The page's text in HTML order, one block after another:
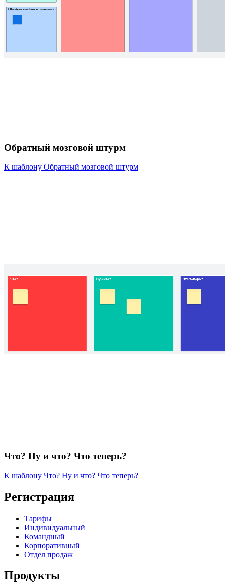
Обратный мозговой штурм
К шаблону Обратный мозговой штурм
Что? Ну и что? Что теперь?
К шаблону Что? Ну и что? Что теперь?
Регистрация
Тарифы
Индивидуальный
Командный
Корпоративный
Отдел продаж
Продукты